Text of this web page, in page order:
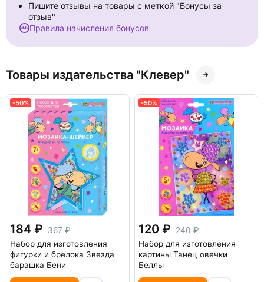
Пишите отзывы на товары с меткой "Бонусы за
отзыв"
Правила начисления бонусов
Товары издательства "Клевер"
-50%
184
367
Набор для изготовления
фигурки и брелока Звезда
барашка Бени
-50%
120
240
Набор для изготовления
картины Танец овечки
Беллы